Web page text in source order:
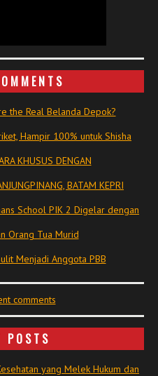
the Real Belanda Depok?
Hampir 100% untuk Shisha
KHUSUS DENGAN
BATAM KEPRI
School PIK 2 Digelar dengan
Orang Tua Murid
Menjadi Anggota PBB
comments
POSTS
yang Melek Hukum dan